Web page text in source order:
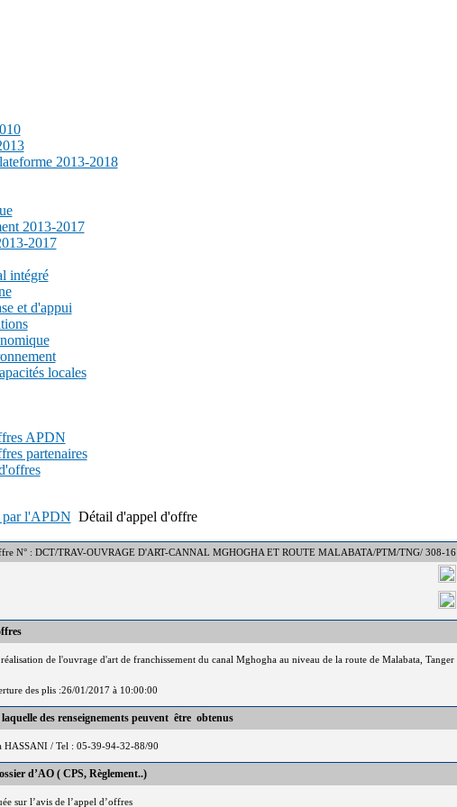
2013-2018
2013-2017
2017
intégré
et d'appui
locales
APDN
partenaires
par l'APDN Détail d'appel d'offre
N° : DCT/TRAV-OUVRAGE D'ART-CANNAL MGHOGHA ET ROUTE MALABATA/PTM/TNG/ 308-16
de l'ouvrage d'art de franchissement du canal Mghogha au niveau de la route de Malabata, Tanger
des plis :26/01/2017 à 10:00:00
des renseignements peuvent être obtenus
HASSANI / Tel : 05-39-94-32-88/90
d’AO ( CPS, Règlement..)
sur l’avis de l’appel d’offres